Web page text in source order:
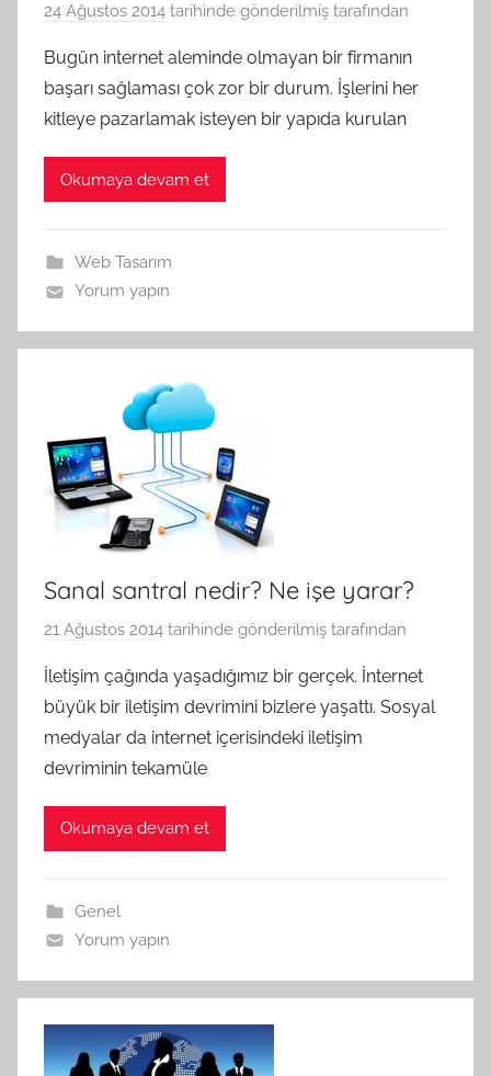
24 Ağustos 2014 tarihinde gönderilmiş tarafından
Bugün internet aleminde olmayan bir firmanın
başarı sağlaması çok zor bir durum. İşlerini her
kitleye pazarlamak isteyen bir yapıda kurulan
Okumaya devam et
Web Tasarım
Yorum yapın
Sanal santral nedir? Ne işe yarar?
21 Ağustos 2014 tarihinde gönderilmiş tarafından
İletişim çağında yaşadığımız bir gerçek. İnternet
büyük bir iletişim devrimini bizlere yaşattı. Sosyal
medyalar da internet içerisindeki iletişim
devriminin tekamüle
Okumaya devam et
Genel
Yorum yapın